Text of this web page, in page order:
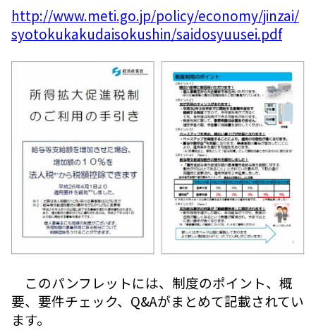
http://www.meti.go.jp/policy/economy/jinzai/
syotokukakudaisokushin/saidosyuusei.pdf
このパンフレットには、制度のポイント、概
要、要件チェック、Q&Aがまとめて記載されてい
ます。